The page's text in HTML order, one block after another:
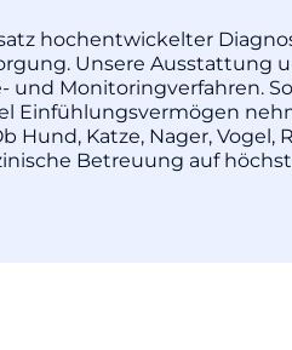
hochentwickelter
Unsere Ausstattung
und Monitoringverfahren.
Einfühlungsvermögen
Hund, Katze, Nager, Vogel,
Betreuung auf